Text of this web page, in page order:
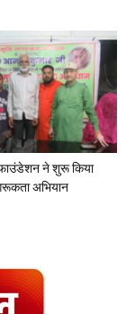
ने शुरू किया
अभियान